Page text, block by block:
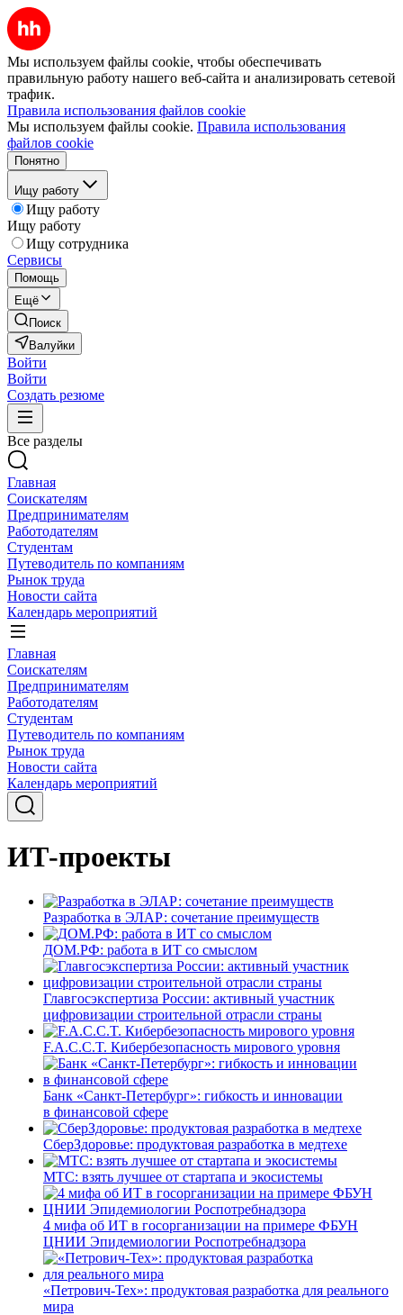
Мы используем файлы cookie, чтобы обеспечивать
правильную работу нашего веб-сайта и анализировать сетевой
трафик.
Правила использования файлов cookie
Мы используем файлы cookie. Правила использования
файлов cookie
Понятно
Ищу работу
Ищу работу
Ищу работу
Ищу сотрудника
Сервисы
Помощь
Ещё
Поиск
Валуйки
Войти
Войти
Создать резюме
Все разделы
Главная
Соискателям
Предпринимателям
Работодателям
Студентам
Путеводитель по компаниям
Рынок труда
Новости сайта
Календарь мероприятий
Главная
Соискателям
Предпринимателям
Работодателям
Студентам
Путеводитель по компаниям
Рынок труда
Новости сайта
Календарь мероприятий
ИТ-проекты
Разработка в ЭЛАР: сочетание преимуществ
ДОМ.РФ: работа в ИТ со смыслом
Главгосэкспертиза России: активный участник
цифровизации строительной отрасли страны
F.A.C.C.T. Кибербезопасность мирового уровня
Банк «Санкт-Петербург»: гибкость и инновации
в финансовой сфере
СберЗдоровье: продуктовая разработка в медтехе
МТС: взять лучшее от стартапа и экосистемы
4 мифа об ИТ в госорганизации на примере ФБУН
ЦНИИ Эпидемиологии Роспотребнадзора
«Петрович-Тех»: продуктовая разработка для реального
мира